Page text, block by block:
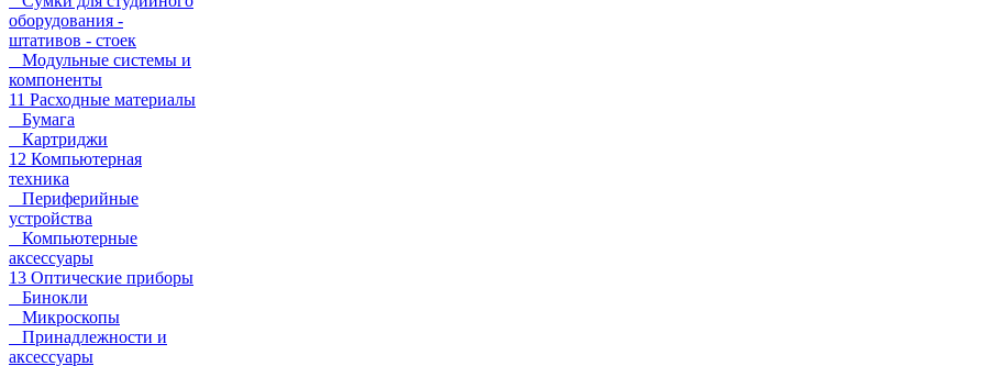
оборудования -
штативов - стоек
Модульные системы и
компоненты
11 Расходные материалы
Бумага
Картриджи
12 Компьютерная
техника
Периферийные
устройства
Компьютерные
аксессуары
13 Оптические приборы
Бинокли
Микроскопы
Принадлежности и
аксессуары